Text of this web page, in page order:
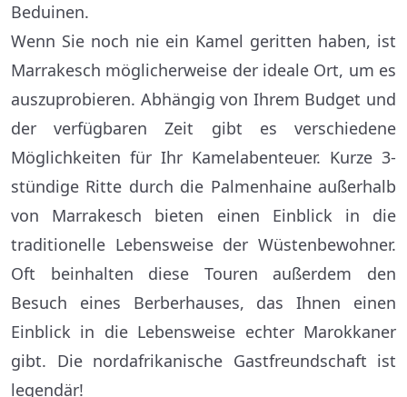
Beduinen.
Wenn Sie noch nie ein Kamel geritten haben, ist
Marrakesch möglicherweise der ideale Ort, um es
auszuprobieren. Abhängig von Ihrem Budget und
der verfügbaren Zeit gibt es verschiedene
Möglichkeiten für Ihr Kamelabenteuer. Kurze 3-
stündige Ritte durch die Palmenhaine außerhalb
von Marrakesch bieten einen Einblick in die
traditionelle Lebensweise der Wüstenbewohner.
Oft beinhalten diese Touren außerdem den
Besuch eines Berberhauses, das Ihnen einen
Einblick in die Lebensweise echter Marokkaner
gibt. Die nordafrikanische Gastfreundschaft ist
legendär!